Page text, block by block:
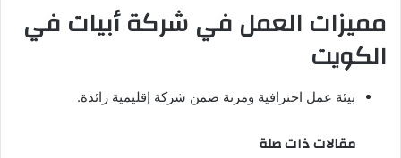
مميزات العمل في شركة أبيات في
الكويت
بيئة عمل احترافية ومرنة ضمن شركة إقليمية رائدة.
مقالات ذات صلة